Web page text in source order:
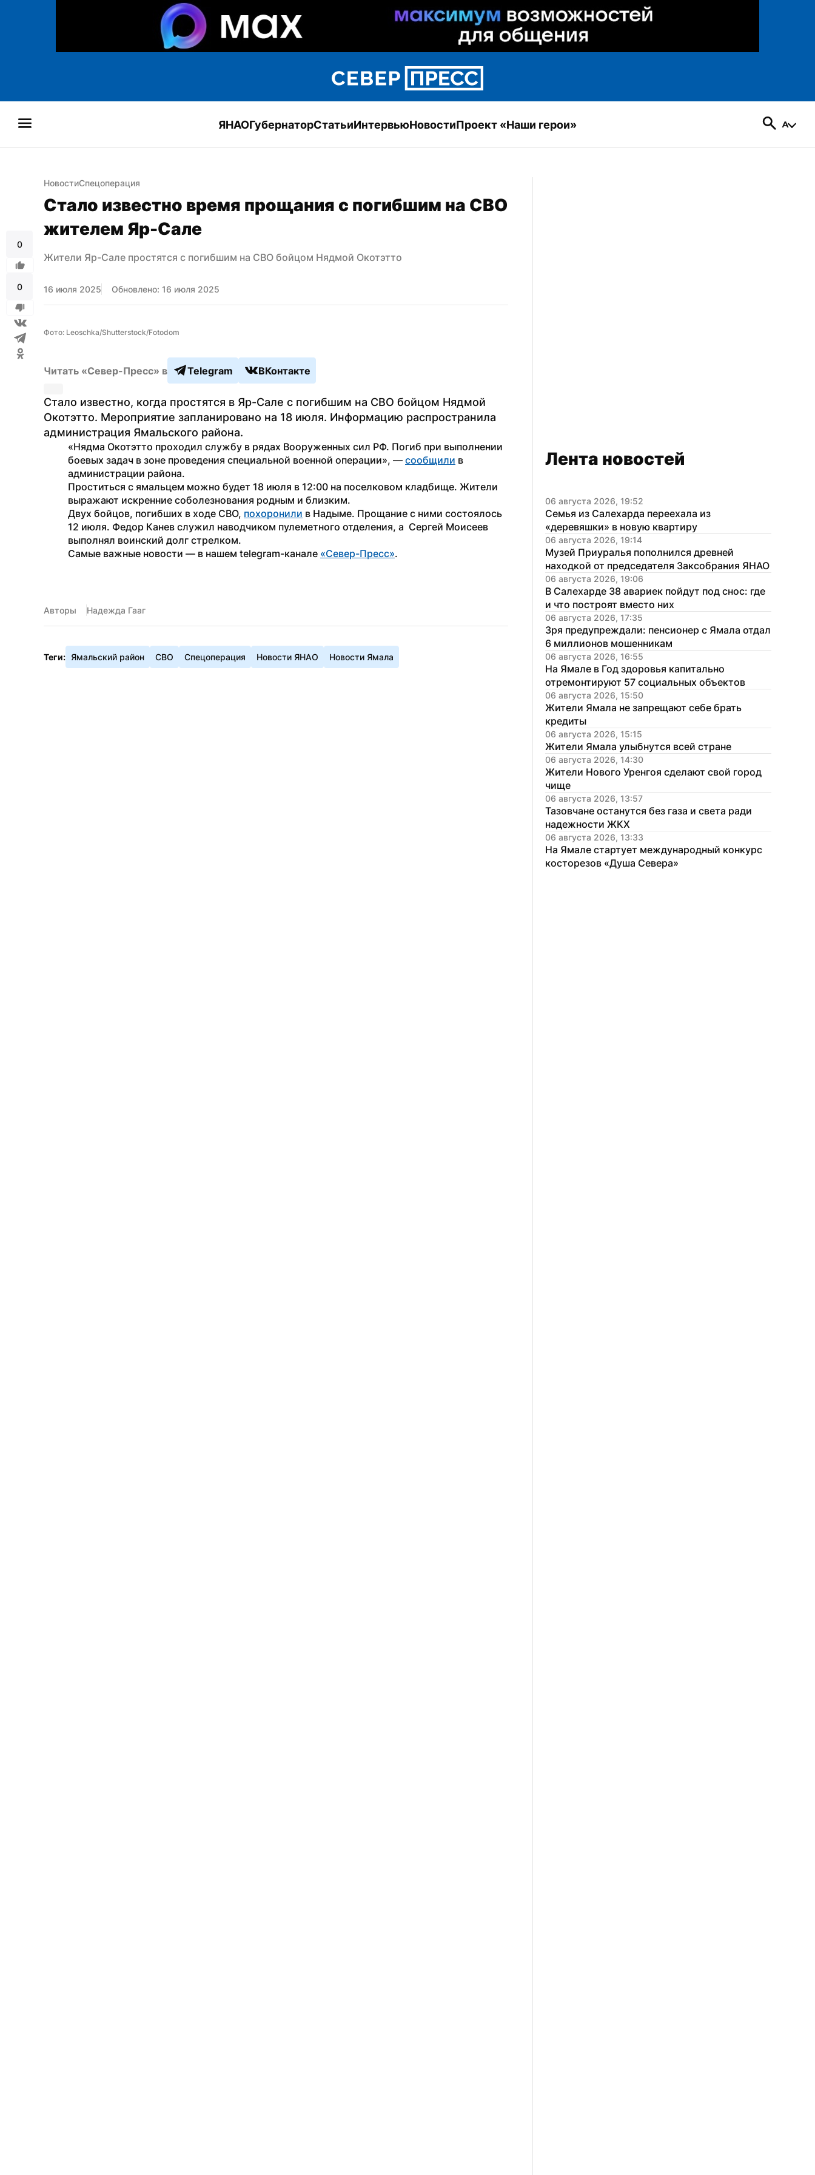
ЯНАОГубернаторСтатьиИнтервьюНовостиПроект «Наши герои»
0
0
НовостиСпецоперация
Стало известно время прощания с погибшим на СВО
жителем Яр-Сале
Жители Яр-Сале простятся с погибшим на СВО бойцом Нядмой Окотэтто
16 июля 2025 Обновлено: 16 июля 2025
Фото: Leoschka/Shutterstock/Fotodom
Читать «Север-Пресс» в Telegram ВКонтакте
Стало известно, когда простятся в Яр-Сале с погибшим на СВО бойцом Нядмой
Окотэтто. Мероприятие запланировано на 18 июля. Информацию распространила
администрация Ямальского района.
«Нядма Окотэтто проходил службу в рядах Вооруженных сил РФ. Погиб при выполнении
боевых задач в зоне проведения специальной военной операции», — сообщили в
администрации района.
Проститься с ямальцем можно будет 18 июля в 12:00 на поселковом кладбище. Жители
выражают искренние соболезнования родным и близким.
Двух бойцов, погибших в ходе СВО, похоронили в Надыме. Прощание с ними состоялось
12 июля. Федор Канев служил наводчиком пулеметного отделения, а  Сергей Моисеев
выполнял воинский долг стрелком.
Самые важные новости — в нашем telegram-канале «Север-Пресс».
Авторы Надежда Гааг
Теги: Ямальский район СВО Спецоперация Новости ЯНАО Новости Ямала
Лента новостей
06 августа 2026, 19:52
Семья из Салехарда переехала из
«деревяшки» в новую квартиру
06 августа 2026, 19:14
Музей Приуралья пополнился древней
находкой от председателя Заксобрания ЯНАО
06 августа 2026, 19:06
В Салехарде 38 авариек пойдут под снос: где
и что построят вместо них
06 августа 2026, 17:35
Зря предупреждали: пенсионер с Ямала отдал
6 миллионов мошенникам
06 августа 2026, 16:55
На Ямале в Год здоровья капитально
отремонтируют 57 социальных объектов
06 августа 2026, 15:50
Жители Ямала не запрещают себе брать
кредиты
06 августа 2026, 15:15
Жители Ямала улыбнутся всей стране
06 августа 2026, 14:30
Жители Нового Уренгоя сделают свой город
чище
06 августа 2026, 13:57
Тазовчане останутся без газа и света ради
надежности ЖКХ
06 августа 2026, 13:33
На Ямале стартует международный конкурс
косторезов «Душа Севера»